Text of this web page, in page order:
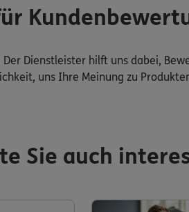
Dienstleister hilft uns dabei,
uns Ihre Meinung zu
Sie auch